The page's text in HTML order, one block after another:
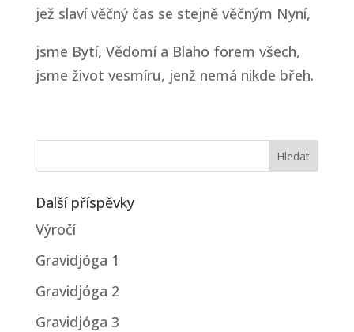
jež slaví věčný čas se stejně věčným Nyní,
jsme Bytí, Vědomí a Blaho forem všech,
jsme život vesmíru, jenž nemá nikde břeh.
Další příspěvky
Výročí
Gravidjóga 1
Gravidjóga 2
Gravidjóga 3